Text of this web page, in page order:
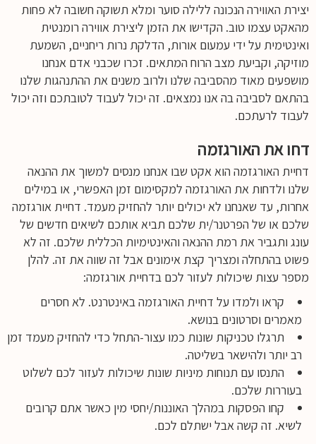
יצירת האווירה הנכונה ללילה סוער ומלא תשוקה חשובה לא פחות
מהאקט עצמו טוב. הקדישו את הזמן ליצירת אווירה רומנטית
ואינטימית על ידי עמעום אורות, הדלקת נרות ריחניים, השמעת
מוזיקה, וקביעת מצב הרוח המתאים. זכרו שכבני אדם אנחנו
מושפעים מאוד מהסביבה שלנו ולרוב משנים את ההתנהגות שלנו
בהתאם לסביבה בה אנו נמצאים. זה יכול לעבוד לטובתכם וזה יכול
לעבוד לרעתכם.
דחו את האורגזמה
דחיית האורגזמה הוא אקט שבו אנחנו מנסים למשוך את ההנאה
שלנו ולדחות את האורגזמה למקסימום זמן האפשרי, או במילים
אחרות, עד שאנחנו לא יכולים יותר להחזיק מעמד. דחיית אורגזמה
שלכם או של הפרטנר/ית שלכם תביא אותכם לשיאים חדשים של
עונג ותגביר את רמת ההנאה והאינטימיות הכללית שלכם. זה לא
פשוט בהתחלה ומצריך קצת אימונים אבל זה שווה את זה. להלן
מספר עצות שיכולות לעזור לכם בדחיית אורגזמה:
קראו ולמדו על דחיית האורגזמה באינטרנט. לא חסרים
מאמרים וסרטונים בנושא.
תרגלו טכניקות שונות כמו עצור-התחל כדי להחזיק מעמד זמן
רב יותר ולהישאר בשליטה.
התנסו עם תנוחות מיניות שונות שיכולות לעזור לכם לשלוט
בעוררות שלכם.
קחו הפסקות במהלך האוננות/יחסי מין כאשר אתם קרובים
לשיא. זה קשה אבל ישתלם לכם.